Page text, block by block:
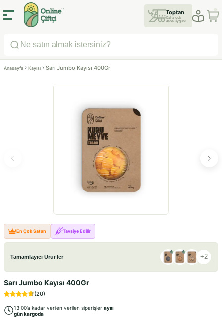
Toptan
Daha çok
daha uygun!
Anasayfa Kayısı Sarı Jumbo Kayısı 400Gr
En Çok Satan Tavsiye Edilir
Tamamlayıcı Ürünler +2
Sarı Jumbo Kayısı 400Gr
(20)
13:00’a kadar verilen verilen siparişler aynı
gün kargoda